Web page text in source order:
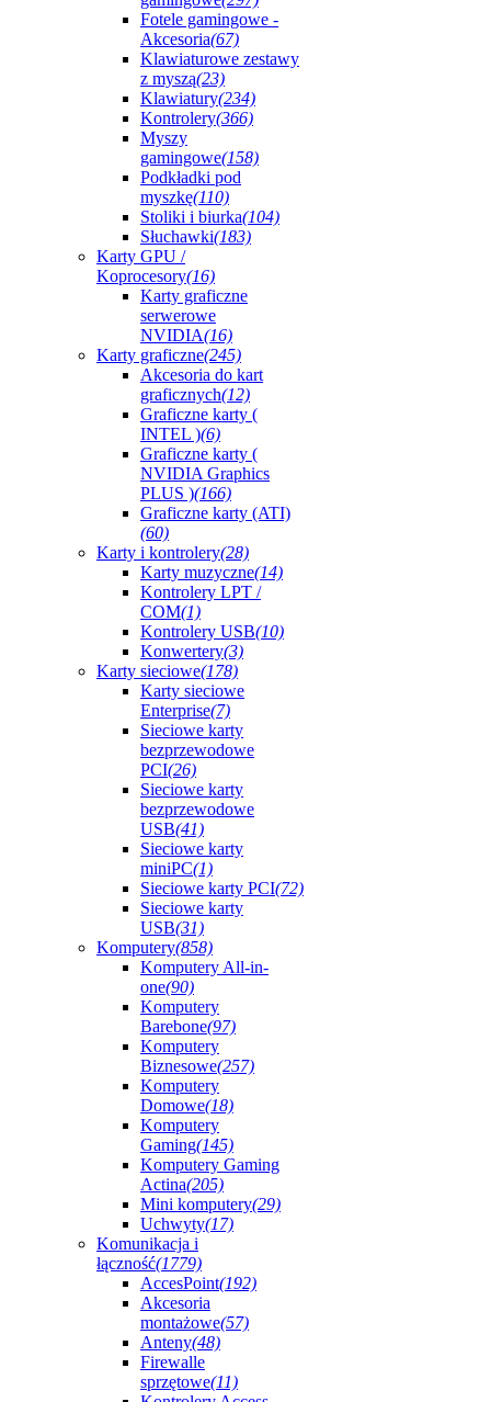
Fotele gamingowe -
Akcesoria(67)
Klawiaturowe zestawy
z myszą(23)
Klawiatury(234)
Kontrolery(366)
Myszy
gamingowe(158)
Podkładki pod
myszkę(110)
Stoliki i biurka(104)
Słuchawki(183)
Karty GPU /
Koprocesory(16)
Karty graficzne
serwerowe
NVIDIA(16)
Karty graficzne(245)
Akcesoria do kart
graficznych(12)
Graficzne karty (
INTEL )(6)
Graficzne karty (
NVIDIA Graphics
PLUS )(166)
Graficzne karty (ATI)
(60)
Karty i kontrolery(28)
Karty muzyczne(14)
Kontrolery LPT /
COM(1)
Kontrolery USB(10)
Konwertery(3)
Karty sieciowe(178)
Karty sieciowe
Enterprise(7)
Sieciowe karty
bezprzewodowe
PCI(26)
Sieciowe karty
bezprzewodowe
USB(41)
Sieciowe karty
miniPC(1)
Sieciowe karty PCI(72)
Sieciowe karty
USB(31)
Komputery(858)
Komputery All-in-
one(90)
Komputery
Barebone(97)
Komputery
Biznesowe(257)
Komputery
Domowe(18)
Komputery
Gaming(145)
Komputery Gaming
Actina(205)
Mini komputery(29)
Uchwyty(17)
Komunikacja i
łączność(1779)
AccesPoint(192)
Akcesoria
montażowe(57)
Anteny(48)
Firewalle
sprzętowe(11)